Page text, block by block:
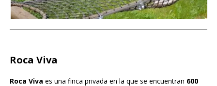
Roca Viva
Roca Viva es una finca privada en la que se encuentran 600